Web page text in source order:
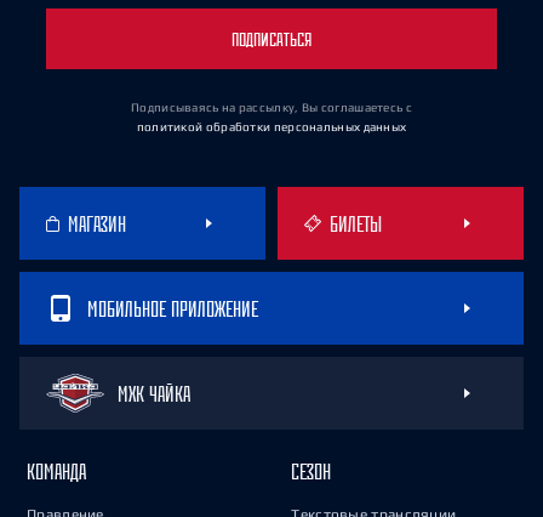
ПОДПИСАТЬСЯ
Подписываясь на рассылку, Вы соглашаетесь с
политикой обработки персональных данных
МАГАЗИН БИЛЕТЫ
МОБИЛЬНОЕ ПРИЛОЖЕНИЕ
МХК ЧАЙКА
КОМАНДА СЕЗОН